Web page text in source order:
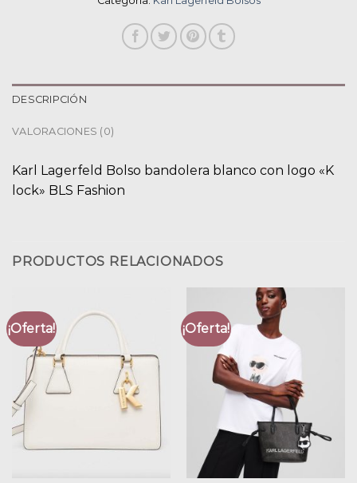
DESCRIPCIÓN
VALORACIONES (0)
Karl Lagerfeld Bolso bandolera blanco con logo «K
lock» BLS Fashion
PRODUCTOS RELACIONADOS
¡Oferta! ¡Oferta!